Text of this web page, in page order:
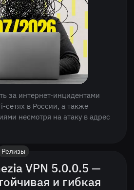
за интернет-инцидентами
сетях в России, а также
несмотря на атаку в адрес
Релизы
VPN 5.0.0.5 —
и гибкая